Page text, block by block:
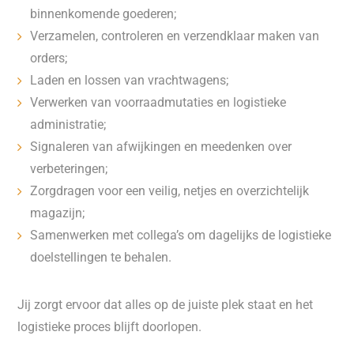
binnenkomende goederen;
Verzamelen, controleren en verzendklaar maken van
orders;
Laden en lossen van vrachtwagens;
Verwerken van voorraadmutaties en logistieke
administratie;
Signaleren van afwijkingen en meedenken over
verbeteringen;
Zorgdragen voor een veilig, netjes en overzichtelijk
magazijn;
Samenwerken met collega’s om dagelijks de logistieke
doelstellingen te behalen.
Jij zorgt ervoor dat alles op de juiste plek staat en het
logistieke proces blijft doorlopen.